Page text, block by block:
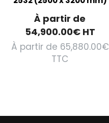
À partir de
54,900.00€HT
À partir de 65,880.00€
TTC